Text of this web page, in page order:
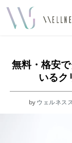
無料・格安
いるク
by ウェルネス